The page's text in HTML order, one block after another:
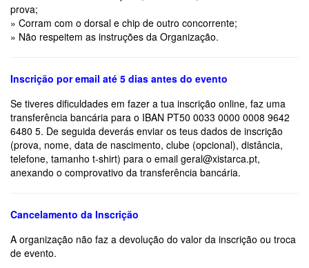
prova;
» Corram com o dorsal e chip de outro concorrente;
» Não respeitem as instruções da Organização.
Inscrição por email até 5 dias antes do evento
Se tiveres dificuldades em fazer a tua inscrição online, faz uma
transferência bancária para o IBAN PT50 0033 0000 0008 9642
6480 5. De seguida deverás enviar os teus dados de inscrição
(prova, nome, data de nascimento, clube (opcional), distância,
telefone, tamanho t-shirt) para o email geral@xistarca.pt,
anexando o comprovativo da transferência bancária.
Cancelamento da Inscrição
A organização não faz a devolução do valor da inscrição ou troca
de evento.